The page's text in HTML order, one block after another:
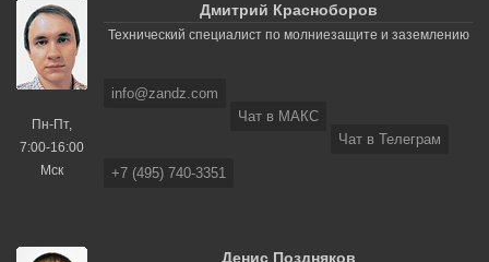
Пн-Пт,
7:00-16:00
Мск
Дмитрий Красноборов
Технический специалист по молниезащите и заземлению
info@zandz.com
Чат в МАКС
Чат в Телеграм
+7 (495) 740-3351
Денис Поздняков